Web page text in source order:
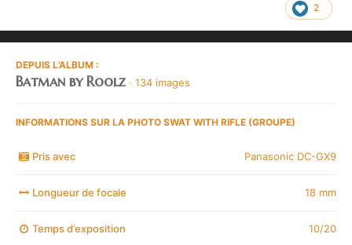
2
DEPUIS L’ALBUM :
Batman by Roolz · 134 images
INFORMATIONS SUR LA PHOTO SWAT WITH RIFLE (GROUPE)
Pris avec Panasonic DC-GX9
Longueur de focale 18 mm
Temps d’exposition 10/20